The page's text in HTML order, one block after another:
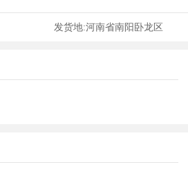
发货地:河南省南阳卧龙区